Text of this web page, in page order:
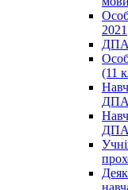
2021
ДПА
(11
ДПА
ДПА